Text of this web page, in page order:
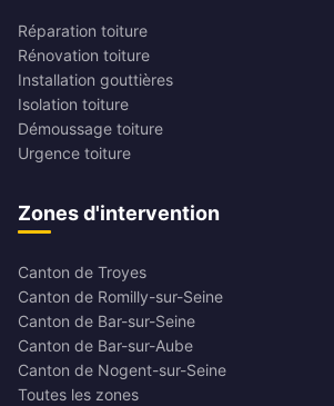
Réparation toiture
Rénovation toiture
Installation gouttières
Isolation toiture
Démoussage toiture
Urgence toiture
Zones d'intervention
Canton de Troyes
Canton de Romilly-sur-Seine
Canton de Bar-sur-Seine
Canton de Bar-sur-Aube
Canton de Nogent-sur-Seine
Toutes les zones